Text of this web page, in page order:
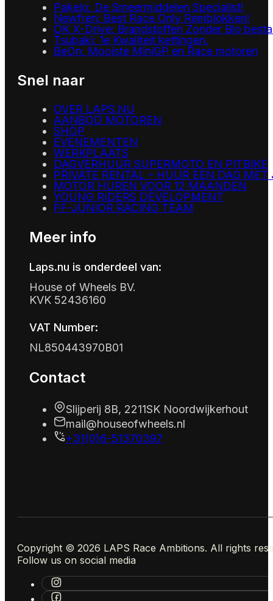
Pakelo: De Smeermiddelen Specialist!
Newfren: Best Race Only Remblokken!
OK X-Drive: Brandstoffen Zonder Bio
Tsubaki: 1e Kwaliteit kettingen.
BeOn: Mooiste MiniGP en Race motoren
Snel naar
OVER LAPS.NU
AANBOD MOTOREN
SHOP
EVENEMENTEN
WERKPLAATS
DAGVERHUUR SUPERMOTO EN PITBIKE
PRIVATE RENTAL – HUUR EEN DAG MET
MOTOR HUREN VOOR 12 MAANDEN
YOUNG RIDERS DEVELOPMENT
FF-JUNIOR RACING TEAM
Meer info
Laps.nu is onderdeel van:
House of Wheels BV.
KVK 52436160
VAT Number:
NL850443970B01
Contact
Slijperij 8B, 2211SK Noordwijkerhout
mail@houseofwheels.nl
+31(0)6-51370397
Copyright © 2026 LAPS Race Ambitions. All rights
Follow us on social media